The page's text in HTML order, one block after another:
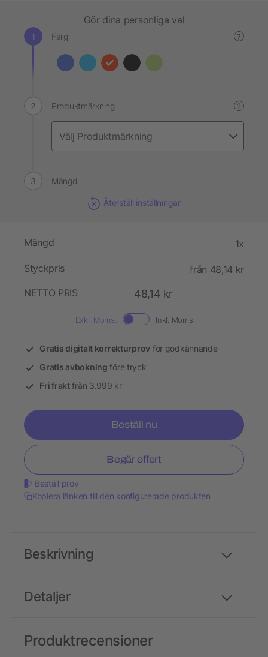
Gör dina personliga val
Färg ?
Produktmärkning ?
Mängd
Återställ inställningar
Mängd 1x
Styckpris
från 48,14 kr
NETTO PRIS
48,14 kr
Exkl. Moms. Inkl. Moms
Gratis digitalt korrekturprov för godkännande
Gratis avbokning före tryck
Fri fraktfrån 3.999 kr
Beställ nu
Begär offert
Beställ prov
Kopiera länken till den konfigurerade produkten
Detaljer
Beskrivning
Produktrecensioner